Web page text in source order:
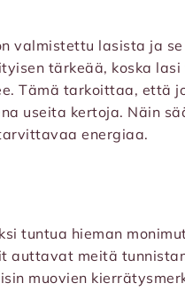
valmistettu lasista ja
tärkeää, koska
Tämä tarkoittaa, että
useita kertoja. Näin
energiaa.
tuntua hieman
auttavat meitä
muovien